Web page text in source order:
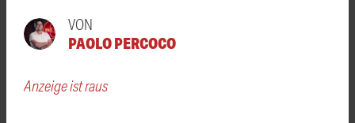
VON
PAOLO PERCOCO
Anzeige ist raus